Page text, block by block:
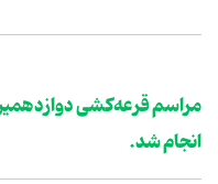
مراسم قرعه‌كشی
انجام شد.